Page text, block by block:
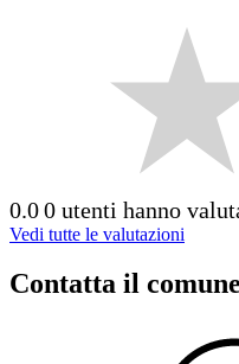
0.00 utenti hanno
Vedi tutte le valutazioni
Contatta il comune